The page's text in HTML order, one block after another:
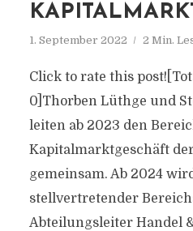
1. September 2022 2 Min.
Click to rate this
0]Thorben Lüthge und
leiten ab 2023 den
Kapitalmarktgeschäft
gemeinsam. Ab 2024
stellvertretender
Abteilungsleiter Handel